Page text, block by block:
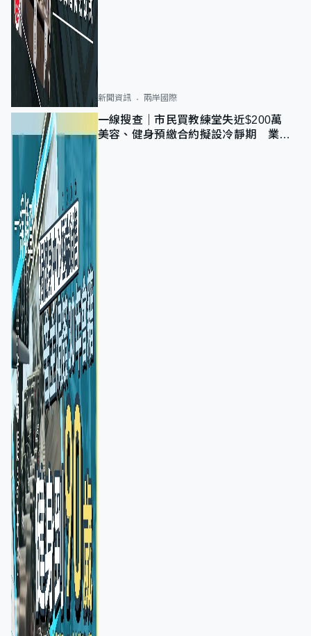
新聞資訊 兩岸國際
一線搜查｜市民買教練堂失近$200萬
美容、健身預繳合約擬設冷靜期 業界